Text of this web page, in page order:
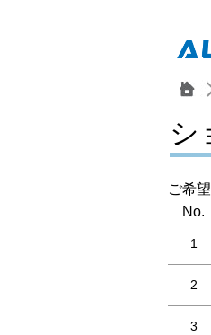
シ
ご希
No.
1
2
3